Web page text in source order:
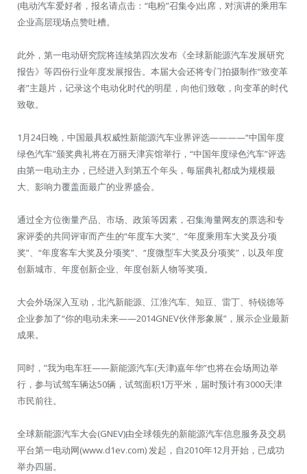
(电动汽车爱好者，报名请点击：“电粉”召集令)出席，对演讲的乘用车
企业高层现场点赞吐槽。
此外，第一电动研究院将连续第四次发布《全球新能源汽车发展研究
报告》等四份行业年度发展报告。本届大会还将专门拍摄制作“致变革
者”主题片，记录这个电动化时代的明星，向他们致敬，向变革的时代
致敬。
1月24日晚，中国最具权威性新能源汽车业界评选————“中国年度
绿色汽车”颁奖典礼将在万丽天津宾馆举行，“中国年度绿色汽车”评选
由第一电动主办，已经进入到第五个年头，每届典礼都成为规模最
大、影响力覆盖面最广的业界盛会。
通过全方位衡量产品、市场、政策等因素，召集海量网友的票选和专
家评委的共同评审而产生的“年度车大奖”、“年度乘用车大奖及分项
奖”、“年度客车大奖及分项奖”、“度微型车大奖及分项奖”，以及年度
创新城市、年度创新企业、年度创新人物等奖项。
大会外场深入互动，北汽新能源、江淮汽车、知豆、雷丁、特锐德等
企业参加了“你的电动未来——2014GNEV伙伴形象展”，展示企业最新
成果。
同时，”我为电车狂——新能源汽车(天津)嘉年华”也将在会场周边举
行，参与试驾车辆达50辆，试驾面积1万平米，届时预计有3000天津
市民前往。
全球新能源汽车大会(GNEV)由全球领先的新能源汽车信息服务及交易
平台第一电动网(www.d1ev.com) 发起，自2010年12月开始，已成功
举办四届。